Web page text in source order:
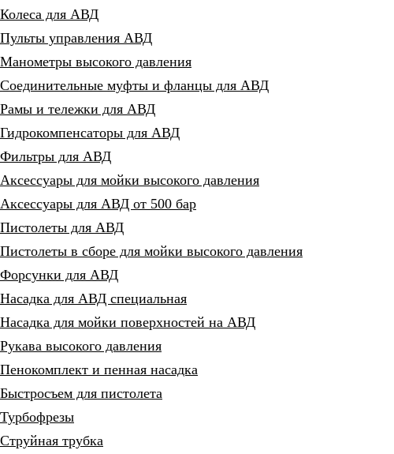
Колеса для АВД
Пульты управления АВД
Манометры высокого давления
Соединительные муфты и фланцы для АВД
Рамы и тележки для АВД
Гидрокомпенсаторы для АВД
Фильтры для АВД
Аксессуары для мойки высокого давления
Аксессуары для АВД от 500 бар
Пистолеты для АВД
Пистолеты в сборе для мойки высокого давления
Форсунки для АВД
Насадка для АВД специальная
Насадка для мойки поверхностей на АВД
Рукава высокого давления
Пенокомплект и пенная насадка
Быстросъем для пистолета
Турбофрезы
Струйная трубка